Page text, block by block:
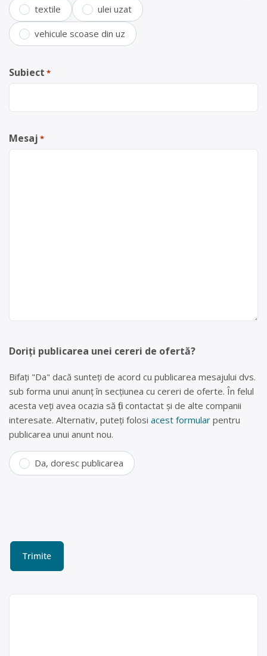
textile ulei uzat
vehicule scoase din uz
Subiect *
Mesaj *
Doriți publicarea unei cereri de ofertă?
Bifați "Da" dacă sunteți de acord cu publicarea mesajului dvs.
sub forma unui anunț în secțiunea cu cereri de oferte. În felul
acesta veți avea ocazia să fiți contactat și de alte companii
interesate. Alternativ, puteți folosi acest formular pentru
publicarea unui anunt nou.
Da, doresc publicarea